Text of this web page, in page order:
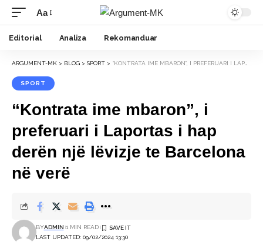
Font
Resizer
Aa
Editorial Analiza Rekomanduar
ARGUMENT-MK > BLOG > SPORT > “KONTRATA IME MBARON”, I PREFERUARI I LAPORTAS I HAP DERËN NJË LËVIZJE TE BARCELONA NË VERË
SPORT
“Kontrata ime mbaron”, i
preferuari i Laportas i hap
derën një lëvizje te Barcelona
në verë
LAST UPDATED: 09/02/2024 13:30
BYADMIN 1 MIN READ